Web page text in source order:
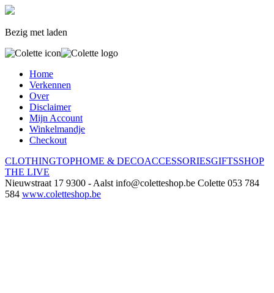
Bezig met laden
Home
Verkennen
Over
Disclaimer
Mijn Account
Winkelmandje
Checkout
CLOTHINGTOPHOME & DECOACCESSORIESGIFTSSHOP
THE LIVE
Nieuwstraat 17 9300 - Aalst info@coletteshop.be Colette 053 784
584 www.coletteshop.be